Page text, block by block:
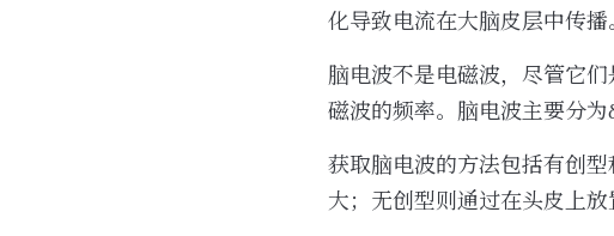
化导致电流在大脑皮层中传播。
脑电波不是电磁波，尽管它
磁波的频率。脑电波主要分为
获取脑电波的方法包括有创
大；无创型则通过在头皮上